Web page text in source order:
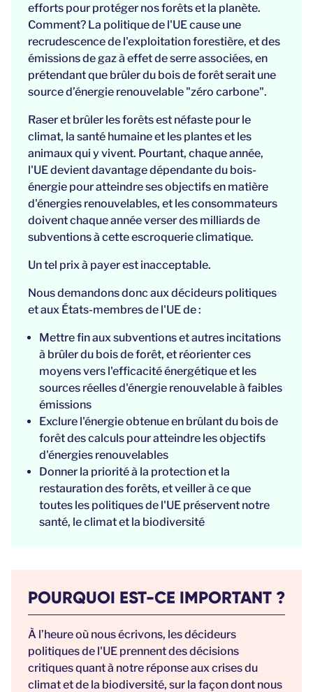
efforts pour protéger nos forêts et la planète.
Comment? La politique de l'UE cause une
recrudescence de l'exploitation forestière, et des
émissions de gaz à effet de serre associées, en
prétendant que brûler du bois de forêt serait une
source d’énergie renouvelable "zéro carbone".
Raser et brûler les forêts est néfaste pour le
climat, la santé humaine et les plantes et les
animaux qui y vivent. Pourtant, chaque année,
l'UE devient davantage dépendante du bois-
énergie pour atteindre ses objectifs en matière
d'énergies renouvelables, et les consommateurs
doivent chaque année verser des milliards de
subventions à cette escroquerie climatique.
Un tel prix à payer est inacceptable.
Nous demandons donc aux décideurs politiques
et aux États-membres de l'UE de :
Mettre fin aux subventions et autres incitations
à brûler du bois de forêt, et réorienter ces
moyens vers l'efficacité énergétique et les
sources réelles d'énergie renouvelable à faibles
émissions
Exclure l'énergie obtenue en brûlant du bois de
forêt des calculs pour atteindre les objectifs
d'énergies renouvelables
Donner la priorité à la protection et la
restauration des forêts, et veiller à ce que
toutes les politiques de l'UE préservent notre
santé, le climat et la biodiversité
POURQUOI EST-CE IMPORTANT ?
À l’heure où nous écrivons, les décideurs
politiques de l'UE prennent des décisions
critiques quant à notre réponse aux crises du
climat et de la biodiversité, sur la façon dont nous